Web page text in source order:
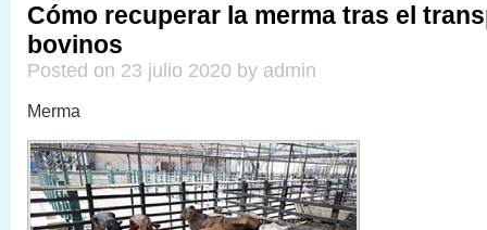
Cómo recuperar la merma tras el
bovinos
Posted on 23 julio 2020 by admin
Merma